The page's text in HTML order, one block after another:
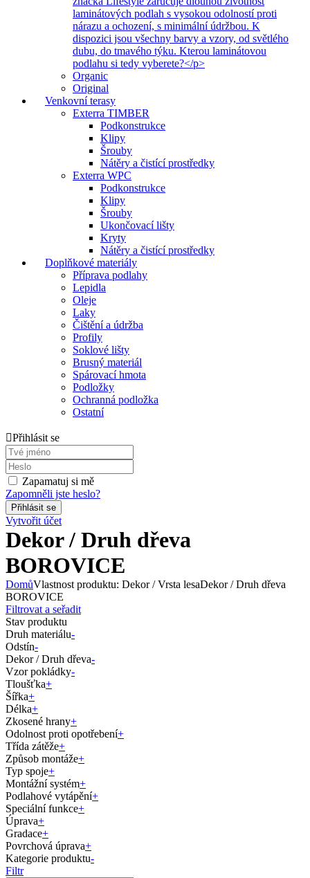
laminátových podlah s vysokou odolností proti
nárazu a ochození, s minimální údržbou. K
dispozici jsou všechny barvy a vzory, od světlého
dubu, do tmavého týku. Kterou laminátovou
podlahu si tedy vyberete?</p>
Organic
Original
Venkovní terasy
Exterra TIMBER
Podkonstrukce
Klipy
Šrouby
Nátěry a čistící prostředky
Exterra WPC
Podkonstrukce
Klipy
Šrouby
Ukončovací lišty
Kryty
Nátěry a čistící prostředky
Doplňkové materiály
Příprava podlahy
Lepidla
Oleje
Laky
Čištění a údržba
Profily
Soklové lišty
Brusný materiál
Spárovací hmota
Podložky
Ochranná podložka
Ostatní
Přihlásit se
Zapamatuj si mě
Zapomněli jste heslo?
Vytvořit účet
Dekor / Druh dřeva
BOROVICE
DomůVlastnost produktu: Dekor / Vrsta lesaDekor / Druh dřeva
BOROVICE
Filtrovat a seřadit
Stav produktu
Druh materiálu-
Odstín-
Dekor / Druh dřeva-
Vzor pokládky-
Tloušťka+
Šířka+
Délka+
Zkosené hrany+
Odolnost proti opotřebení+
Třída zátěže+
Způsob montáže+
Typ spoje+
Montážní systém+
Podlahové vytápění+
Speciální funkce+
Úprava+
Gradace+
Povrchová úprava+
Kategorie produktu-
Filtr